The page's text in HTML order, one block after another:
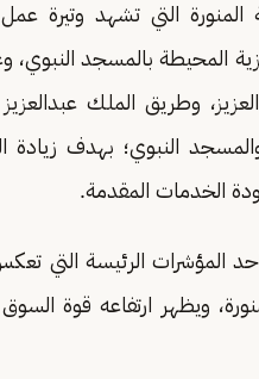
المنورة التي تشهد وتيرة
المحيطة بالمسجد النبوي،
وطريق الملك
النبوي؛ بهدف زيادة
الخدمات المقدمة.
المؤشرات الرئيسة التي
ويظهر ارتفاعه قوة